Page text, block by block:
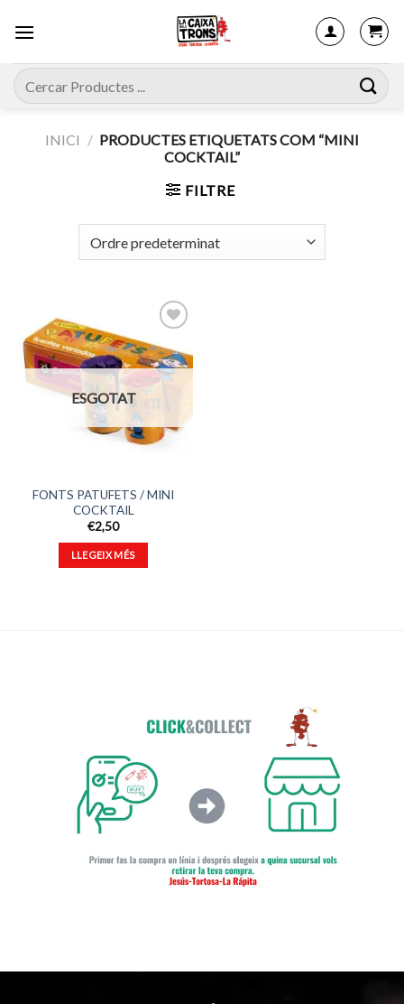
Cerca:
INICI / PRODUCTES ETIQUETATS COM “MINI
COCKTAIL”
FILTRE
Afegeix
favorits
ESGOTAT
FONTS PATUFETS / MINI
COCKTAIL
€2,50
LLEGEIX MÉS